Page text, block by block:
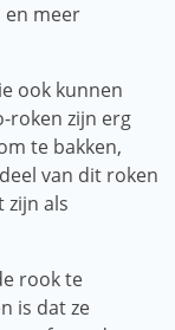
en meer
ook kunnen
roken zijn erg
te bakken,
van dit roken
zijn als
rook te
is dat ze